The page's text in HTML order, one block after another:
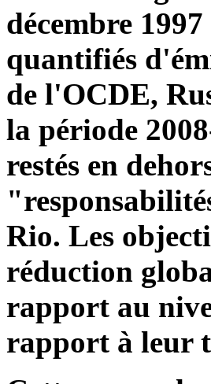
décembre
quantifiés
de l'OCDE,
la période
restés en
Rio. Les
réduction
rapport au
rapport à leur